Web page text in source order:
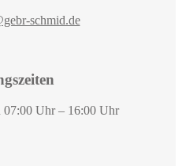
schmid.de
07:00 Uhr – 16:00 Uhr